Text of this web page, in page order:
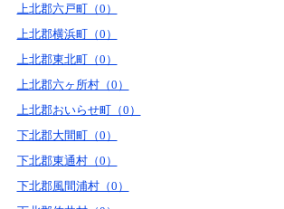
上北郡六戸町（0）
上北郡横浜町（0）
上北郡東北町（0）
上北郡六ヶ所村（0）
上北郡おいらせ町（0）
下北郡大間町（0）
下北郡東通村（0）
下北郡風間浦村（0）